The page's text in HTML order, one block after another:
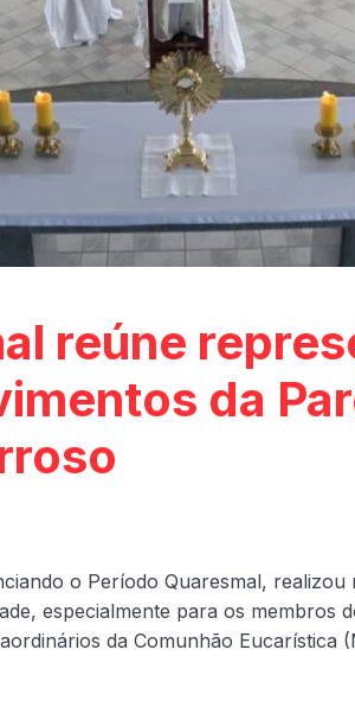
reúne
da
o Período Quaresmal,
especialmente para os membros
da Comunhão Eucarística